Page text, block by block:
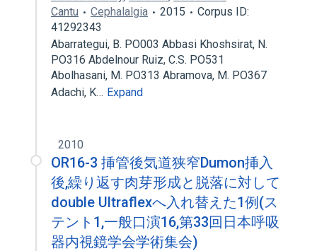
Cantu
Cephalalgia 2015
Corpus ID:
41292343
Abarrategui, B. PO003 Abbasi Khoshsirat, N.
PO316 Abdelnour Ruiz, C.S. PO531
Abolhasani, M. PO313 Abramova, M. PO367
Adachi, K… Expand
2010
OR16-3 挿管後気道狭窄Dumon挿入
後,繰り返す肉芽形成と脱落に対して
double Ultraflexへ入れ替えた1例(ス
テント1,一般口演16,第33回日本呼吸
器内視鏡学会学術集会)